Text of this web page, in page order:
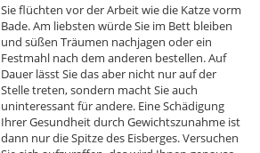
Sie flüchten vor der Arbeit wie die Katze vorm
Bade. Am liebsten würde Sie im Bett bleiben
und süßen Träumen nachjagen oder ein
Festmahl nach dem anderen bestellen. Auf
Dauer lässt Sie das aber nicht nur auf der
Stelle treten, sondern macht Sie auch
uninteressant für andere. Eine Schädigung
Ihrer Gesundheit durch Gewichtszunahme ist
dann nur die Spitze des Eisberges. Versuchen